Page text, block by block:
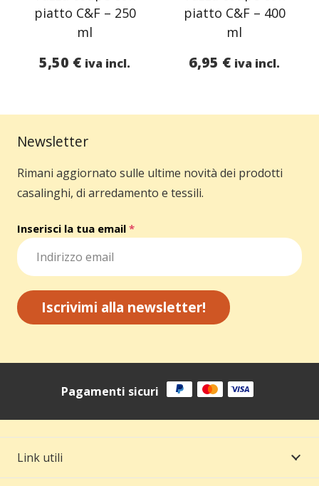
piatto C&F – 250
ml
5,50 € iva incl.
piatto C&F – 400
ml
6,95 € iva incl.
Newsletter
Rimani aggiornato sulle ultime novità dei prodotti
casalinghi, di arredamento e tessili.
Inserisci la tua email *
Iscrivimi alla newsletter!
Pagamenti sicuri
Link utili